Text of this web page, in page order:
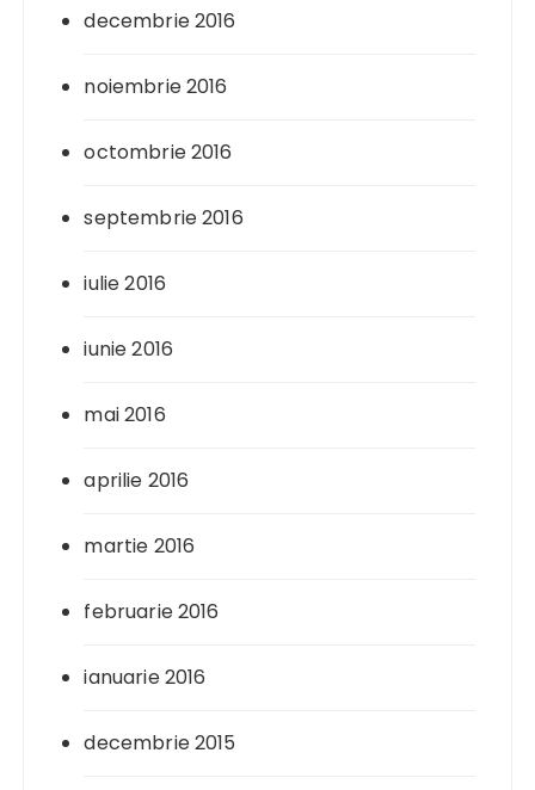
decembrie 2016
noiembrie 2016
octombrie 2016
septembrie 2016
iulie 2016
iunie 2016
mai 2016
aprilie 2016
martie 2016
februarie 2016
ianuarie 2016
decembrie 2015